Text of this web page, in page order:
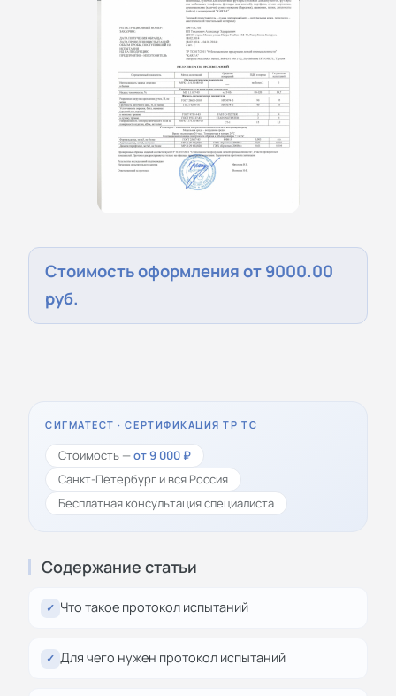
Стоимость оформления от 9000.00
руб.
СИГМАТЕСТ · СЕРТИФИКАЦИЯ ТР ТС
Стоимость —от 9 000 ₽
Санкт-Петербург и вся Россия
Бесплатная консультация специалиста
Содержание статьи
✓ Что такое протокол испытаний
✓ Для чего нужен протокол испытаний